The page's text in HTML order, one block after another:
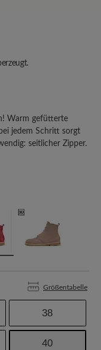
Warm gefütterte
jedem Schritt sorgt
seitlicher Zipper.
Größentabelle
38
40